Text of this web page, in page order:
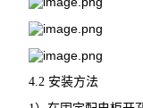
中压PT并列保护装
三相多回路监控装
工业用绝缘监测仪
4.2 安装方法